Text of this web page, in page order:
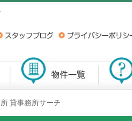
貸事務所サーチ